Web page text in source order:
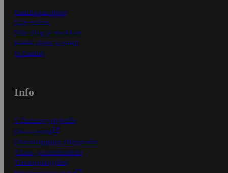
Ensitilaajan ohjeet
Näin maksat
Näin tilaat ja muokkaat
Kaikki ohjeet ja vinkit
In English
Info
S-Business yrityksille
Oiva-raportit
Osuuskauppojen yhteystiedot
Tilaus- ja toimitusehdot
Tietosuojakäytäntö